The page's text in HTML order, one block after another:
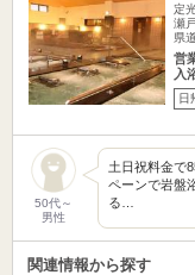
定
瀬
県
営
入
日
50代～
男性
土日祝料金で
ペーンで岩盤
る…
関連情報から探す